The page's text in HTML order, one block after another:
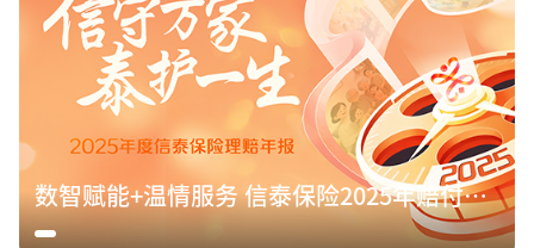
数智赋能+温情服务 信泰保险2025年赔付15.8亿元诠释保险初心